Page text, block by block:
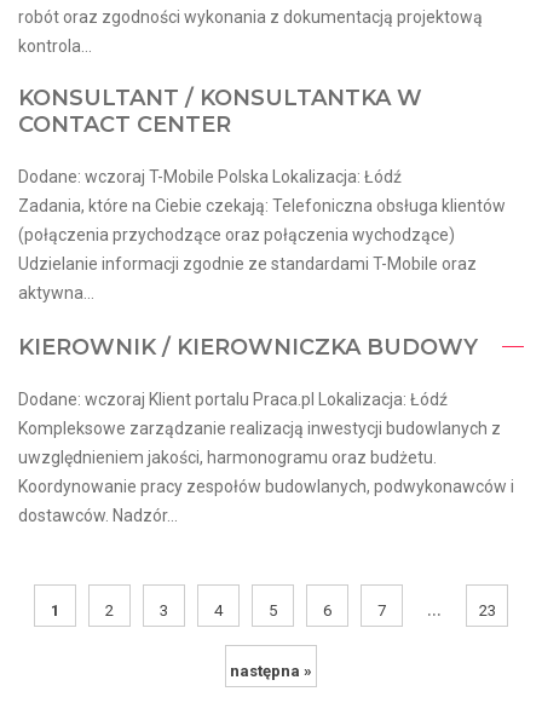
robót oraz zgodności wykonania z dokumentacją projektową
kontrola...
KONSULTANT / KONSULTANTKA W
CONTACT CENTER
Dodane: wczoraj T-Mobile Polska Lokalizacja: Łódź
Zadania, które na Ciebie czekają: Telefoniczna obsługa klientów
(połączenia przychodzące oraz połączenia wychodzące)
Udzielanie informacji zgodnie ze standardami T-Mobile oraz
aktywna...
KIEROWNIK / KIEROWNICZKA BUDOWY
Dodane: wczoraj Klient portalu Praca.pl Lokalizacja: Łódź
Kompleksowe zarządzanie realizacją inwestycji budowlanych z
uwzględnieniem jakości, harmonogramu oraz budżetu.
Koordynowanie pracy zespołów budowlanych, podwykonawców i
dostawców. Nadzór...
1 2 3 4 5 6 7 ... 23
następna »